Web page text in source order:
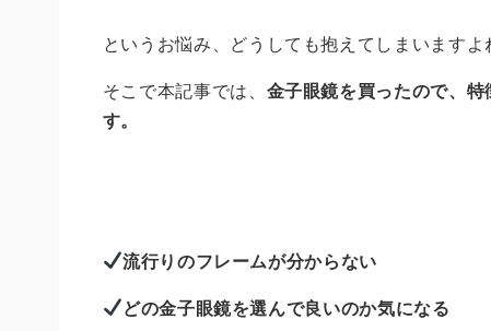
というお悩み、どうしても抱えてしまいますよ
そこで本記事では、 金子眼鏡を買ったので、
す。
流行りのフレームが分からない
どの金子眼鏡を選んで良いのか気になる